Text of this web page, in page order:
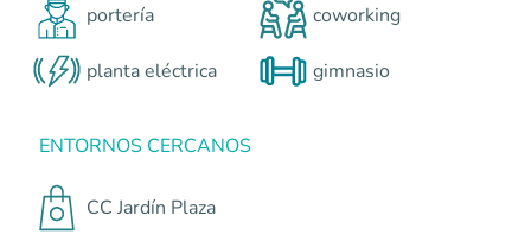
portería coworking
planta eléctrica gimnasio
ENTORNOS CERCANOS
CC Jardín Plaza